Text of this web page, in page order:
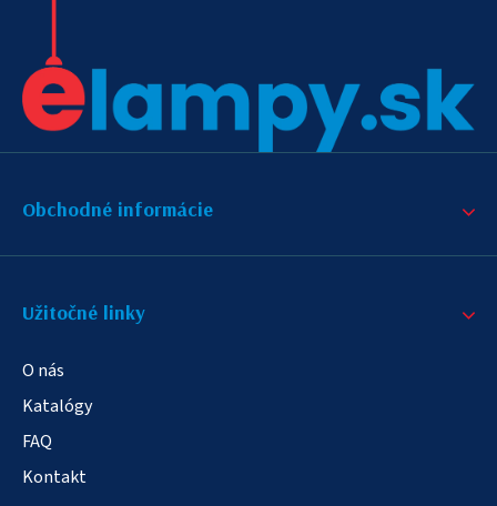
Obchodné informácie
Užitočné linky
O nás
Katalógy
FAQ
Kontakt